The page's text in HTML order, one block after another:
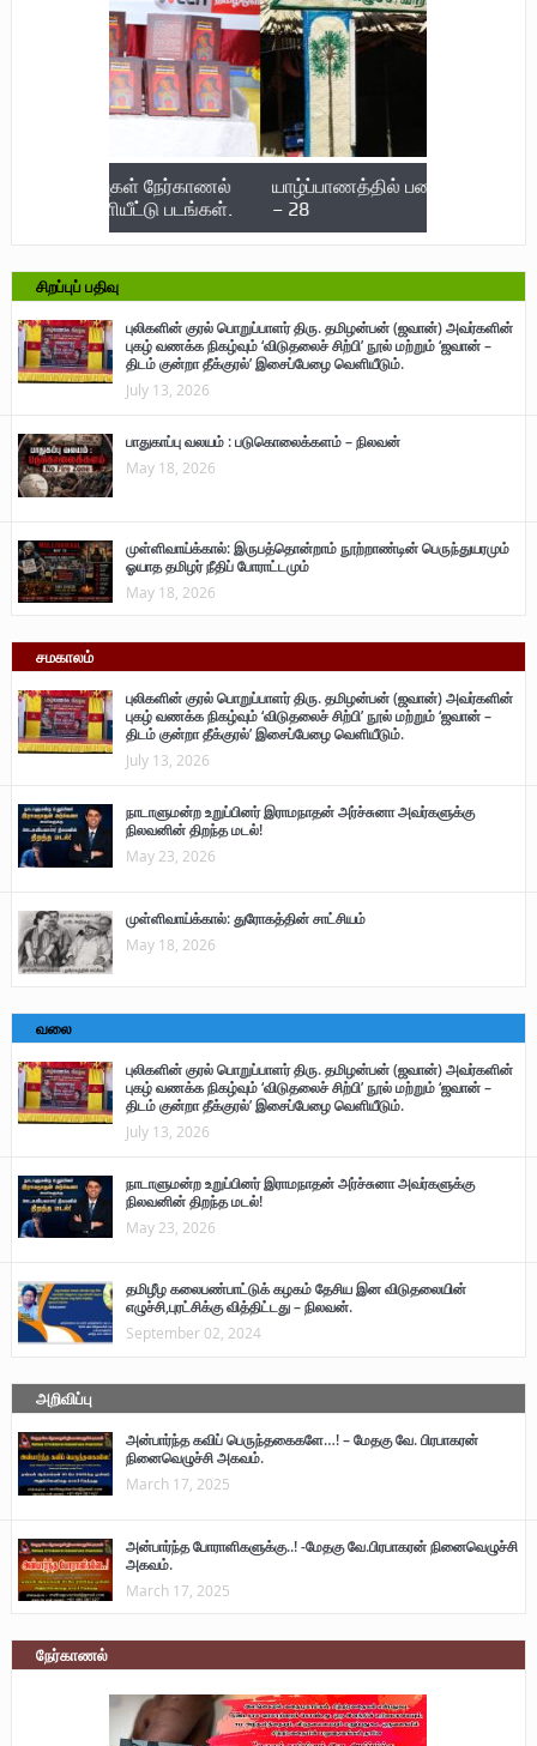
யாழ்ப்பாணத்தில் பனை கண்காட்சி 22
– 28
சிறப்புப் பதிவு
புலிகளின் குரல் பொறுப்பாளர் திரு. தமிழன்பன் (ஜவான்) அவர்களின்
புகழ் வணக்க நிகழ்வும் ‘விடுதலைச் சிற்பி’ நூல் மற்றும் ‘ஜவான் –
திடம் குன்றா தீக்குரல்’ இசைப்பேழை வெளியீடும்.
July 13, 2026
பாதுகாப்பு வலயம் : படுகொலைக்களம் – நிலவன்
May 18, 2026
முள்ளிவாய்க்கால்: இருபத்தொன்றாம் நூற்றாண்டின் பெருந்துயரமும்
ஓயாத தமிழர் நீதிப் போராட்டமும்
May 18, 2026
சமகாலம்
புலிகளின் குரல் பொறுப்பாளர் திரு. தமிழன்பன் (ஜவான்) அவர்களின்
புகழ் வணக்க நிகழ்வும் ‘விடுதலைச் சிற்பி’ நூல் மற்றும் ‘ஜவான் –
திடம் குன்றா தீக்குரல்’ இசைப்பேழை வெளியீடும்.
July 13, 2026
நாடாளுமன்ற உறுப்பினர் இராமநாதன் அர்ச்சுனா அவர்களுக்கு
நிலவனின் திறந்த மடல்!
May 23, 2026
முள்ளிவாய்க்கால்: துரோகத்தின் சாட்சியம்
May 18, 2026
வலை
புலிகளின் குரல் பொறுப்பாளர் திரு. தமிழன்பன் (ஜவான்) அவர்களின்
புகழ் வணக்க நிகழ்வும் ‘விடுதலைச் சிற்பி’ நூல் மற்றும் ‘ஜவான் –
திடம் குன்றா தீக்குரல்’ இசைப்பேழை வெளியீடும்.
July 13, 2026
நாடாளுமன்ற உறுப்பினர் இராமநாதன் அர்ச்சுனா அவர்களுக்கு
நிலவனின் திறந்த மடல்!
May 23, 2026
தமிழீழ கலைபண்பாட்டுக் கழகம் தேசிய இன விடுதலையின்
எழுச்சி,புரட்சிக்கு வித்திட்டது – நிலவன்.
September 02, 2024
அறிவிப்பு
அன்பார்ந்த கவிப் பெருந்தகைகளே…! – மேதகு வே. பிரபாகரன்
நினைவெழுச்சி அகவம்.
March 17, 2025
அன்பார்ந்த போராளிகளுக்கு..! -மேதகு வே.பிரபாகரன் நினைவெழுச்சி
அகவம்.
March 17, 2025
நேர்காணல்